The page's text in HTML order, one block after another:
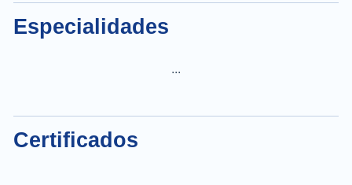
Especialidades
...
Certificados